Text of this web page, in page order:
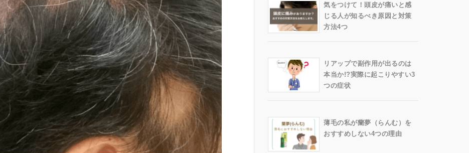
気をつけて！頭皮が痛いと感
じる人が知るべき原因と対策
方法4つ
リアップで副作用が出るのは
本当か!?実際に起こりやすい3
つの症状
薄毛の私が蘭夢（らんむ）を
おすすめしない4つの理由